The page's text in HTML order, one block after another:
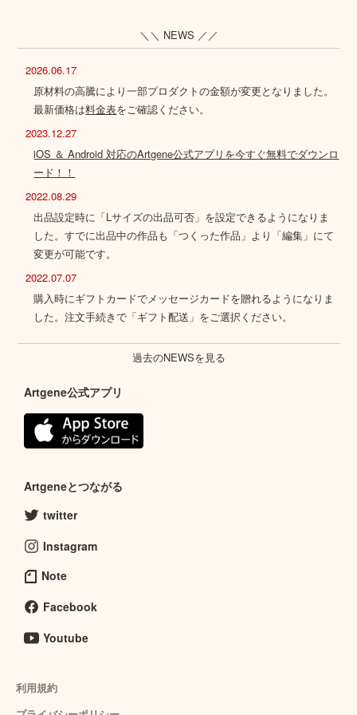
＼＼ NEWS ／／
2026.06.17
原材料の高騰により一部プロダクトの金額が変更となりました。
最新価格は料金表をご確認ください。
2023.12.27
iOS ＆ Android 対応のArtgene公式アプリを今すぐ無料でダウンロ
ード！！
2022.08.29
出品設定時に「Lサイズの出品可否」を設定できるようになりま
した。すでに出品中の作品も「つくった作品」より「編集」にて
変更が可能です。
2022.07.07
購入時にギフトカードでメッセージカードを贈れるようになりま
した。注文手続きで「ギフト配送」をご選択ください。
過去のNEWSを見る
Artgene公式アプリ
Artgeneとつながる
twitter
Instagram
Note
Facebook
Youtube
利用規約